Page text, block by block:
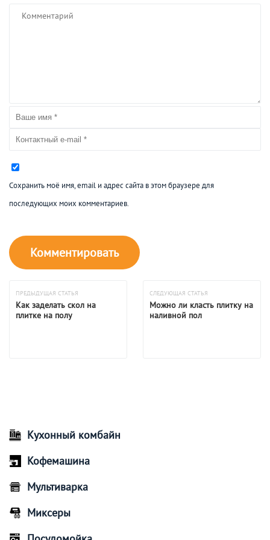
Сохранить моё имя, email и адрес сайта в этом браузере для
последующих моих комментариев.
ПРЕДЫДУЩАЯ СТАТЬЯ
Как заделать скол на
плитке на полу
СЛЕДУЮЩАЯ СТАТЬЯ
Можно ли класть плитку на
наливной пол
Кухонный комбайн
Кофемашина
Мультиварка
Миксеры